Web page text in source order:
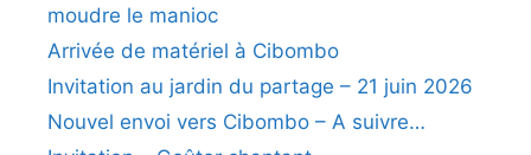
moudre le manioc
Arrivée de matériel à Cibombo
Invitation au jardin du partage – 21 juin 2026
Nouvel envoi vers Cibombo – A suivre…